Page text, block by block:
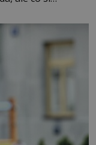
když